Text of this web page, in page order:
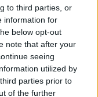
to third parties, or
information for
below opt-out
note that after your
seeing
utilized by
parties prior to
of the further